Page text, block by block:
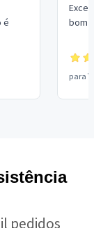
é
bom
para
pedidos